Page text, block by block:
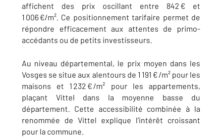
affichent des prix oscillant entre 842 € et
1 006 €/m². Ce positionnement tarifaire permet de
répondre efficacement aux attentes de primo-
accédants ou de petits investisseurs.
Au niveau départemental, le prix moyen dans les
Vosges se situe aux alentours de 1 191 € /m² pour les
maisons et 1 232 € /m² pour les appartements,
plaçant Vittel dans la moyenne basse du
département. Cette accessibilité combinée à la
renommée de Vittel explique l’intérêt croissant
pour la commune.